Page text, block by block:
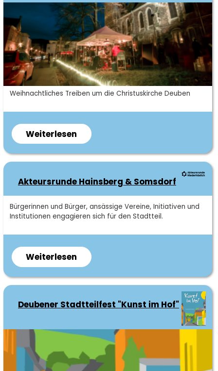
Kurzbeschreibung
Weihnachtliches Treiben um die Christuskirche Deuben
Weiterlesen über
Deubener
Advent
Akteursrunde Hainsberg & Somsdorf
Kurzbeschreibung
Bürgerinnen und Bürger, ansässige Vereine, Initiativen und
Institutionen engagieren sich für den Stadtteil.
Weiterlesen über
Akteursrunde
Hainsberg
Somsdorf
Deubener Stadtteilfest "Kunst im Hof"